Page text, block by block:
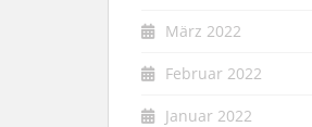
März 2022
Februar 2022
Januar 2022